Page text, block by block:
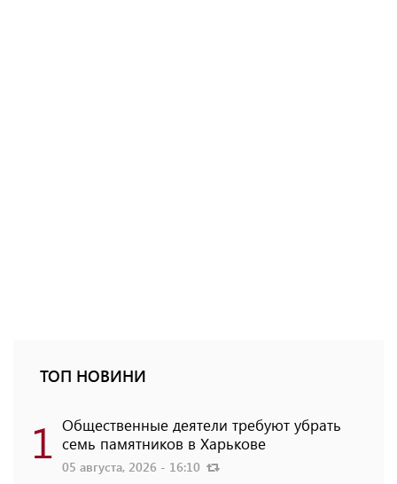
ТОП НОВИНИ
1 Общественные деятели требуют убрать
семь памятников в Харькове
05 августа, 2026 - 16:10